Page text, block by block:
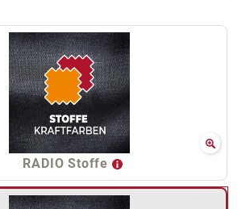
RADIO Stoffe